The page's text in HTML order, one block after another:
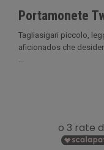
Portamonete
Tagliasigari piccolo,
aficionados che
...